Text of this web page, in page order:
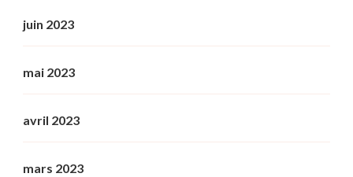
juin 2023
mai 2023
avril 2023
mars 2023